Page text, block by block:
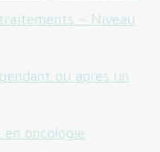
– Niveau
ou après un
en oncologie